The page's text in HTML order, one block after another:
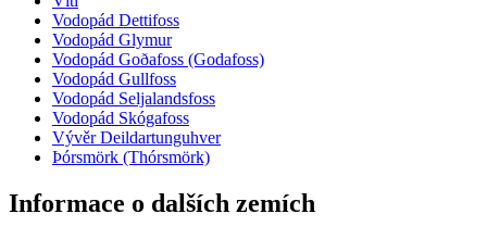
Vodopád Dettifoss
Vodopád Glymur
Vodopád Goðafoss (Godafoss)
Vodopád Gullfoss
Vodopád Seljalandsfoss
Vodopád Skógafoss
Vývěr Deildartunguhver
Þórsmörk (Thórsmörk)
Informace o dalších zemích